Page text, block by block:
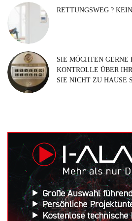
RETTUNGSWEG ?
SIE MÖCHTEN GERNE
KONTROLLE ÜBER
SIE NICHT ZU HAUSE